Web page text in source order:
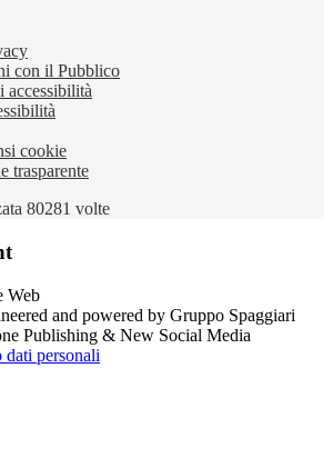
con il Pubblico
accessibilità
cookie
trasparente
80281 volte
and powered by Gruppo Spaggiari
Publishing & New Social Media
dati personali